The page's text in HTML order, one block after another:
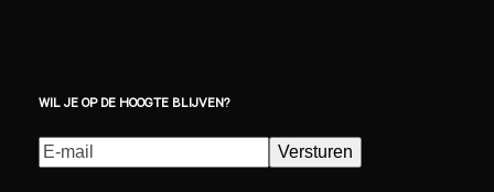
WIL JE OP DE HOOGTE BLIJVEN?
E-
mailadres(Vereist)
Versturen